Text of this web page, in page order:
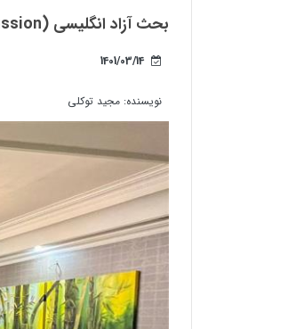
بحث آزاد انگلیسی (free discussion) چیست؟
1401/03/14
نویسنده: مجید توکلی